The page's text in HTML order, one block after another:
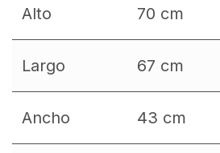
Alto 70 cm
Largo 67 cm
Ancho 43 cm